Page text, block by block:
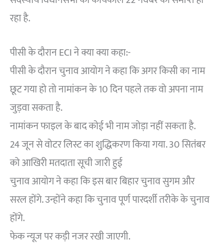
रहा है.
पीसी के दौरान ECI ने क्या क्या कहा:-
पीसी के दौरान चुनाव आयोग ने कहा कि अगर किसी का नाम
छूट गया हो तो नामांकन के 10 दिन पहले तक वो अपना नाम
जुड़वा सकता है.
नामांकन फाइल के बाद कोई भी नाम जोड़ा नहीं सकता है.
24 जून से वोटर लिस्ट का शुद्धिकरण किया गया. 30 सितंबर
को आखिरी मतदाता सूची जारी हुई
चुनाव आयोग ने कहा कि इस बार बिहार चुनाव सुगम और
सरल होंगे. उन्होंने कहा कि चुनाव पूर्ण पारदर्शी तरीके के चुनाव
होंगे.
फेक न्यूज पर कड़ी नजर रखी जाएगी.